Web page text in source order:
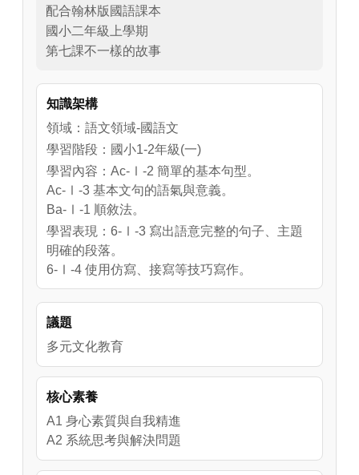
配合翰林版國語課本
國小二年級上學期
第七課不一樣的故事
知識架構
領域：語文領域-國語文
學習階段：國小1-2年級(一)
學習內容：Ac-Ⅰ-2 簡單的基本句型。
Ac-Ⅰ-3 基本文句的語氣與意義。
Ba-Ⅰ-1 順敘法。
學習表現：6-Ⅰ-3 寫出語意完整的句子、主題
明確的段落。
6-Ⅰ-4 使用仿寫、接寫等技巧寫作。
5-Ⅰ-4 了解文本中的重要訊息與觀點。
的理解與內容重述。
5-Ⅰ-7 運用簡單的預測、推論等策略，找出句
子和段落明示的因果關係，理解文本內容。
議題
多元文化教育
核心素養
A1 身心素質與自我精進
A2 系統思考與解決問題